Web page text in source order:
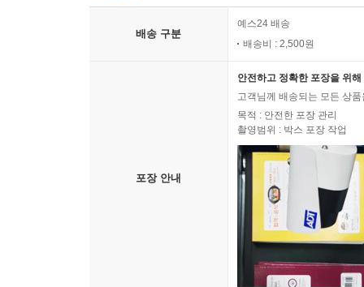
배송 구분
예스24 배송
배송비 : 2,500원
포장 안내
안전하고 정확한 포장을 위
고객님께 배송되는 모든 상
목적 : 안전한 포장 관리
촬영범위 : 박스 포장 작업